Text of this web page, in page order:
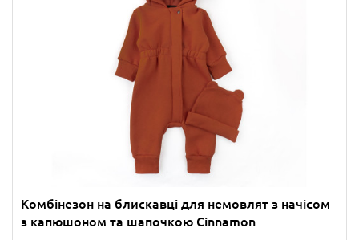
Комбінезон на блискавці для немовлят з начісом
з капюшоном та шапочкою Cinnamon